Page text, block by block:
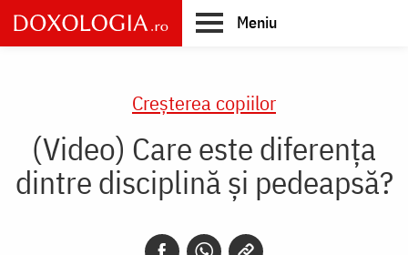
Skip
to
main
Meniu
Creşterea copiilor
(Video) Care este diferența
dintre disciplină și pedeapsă?